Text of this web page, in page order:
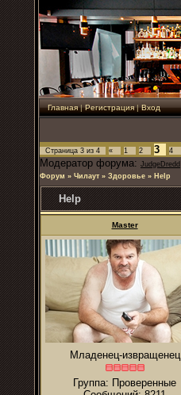
Главная|Регистрация|Вход
Страница 3 из 4 « 1 2 3 4
Модератор форума: JudgeDredd
Форум » Чилаут » Здоровье » Help
Help
Master
Младенец-извращенец
Группа: Проверенные